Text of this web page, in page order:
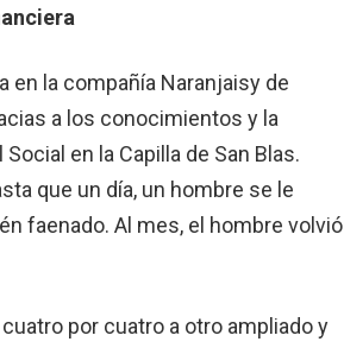
en la compañía Naranjaisy de
a los conocimientos y la
en la Capilla de San Blas.
que un día, un hombre se le
faenado. Al mes, el hombre volvió
por cuatro a otro ampliado y